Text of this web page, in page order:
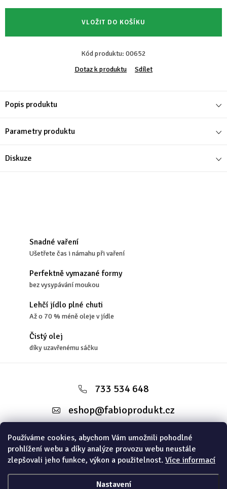
Používáme cookies, abychom Vám umožnili pohodlné
prohlížení webu a díky analýze provozu webu neustále
zlepšovali jeho funkce, výkon a použitelnost. Více informací
Nastavení
VLOŽIT DO KOŠÍKU
Kód produktu: 00652
Dotaz k produktu
Sdílet
Popis produktu
Parametry produktu
Diskuze
Snadné vaření
Ušetřete čas i námahu při vaření
Perfektně vymazané formy
bez vysypávání moukou
Lehčí jídlo plné chuti
Až o 70 % méně oleje v jídle
Čistý olej
díky uzavřenému sáčku
a
733 534 648
eshop@fabioprodukt.cz
Informace pro vás
Instagram